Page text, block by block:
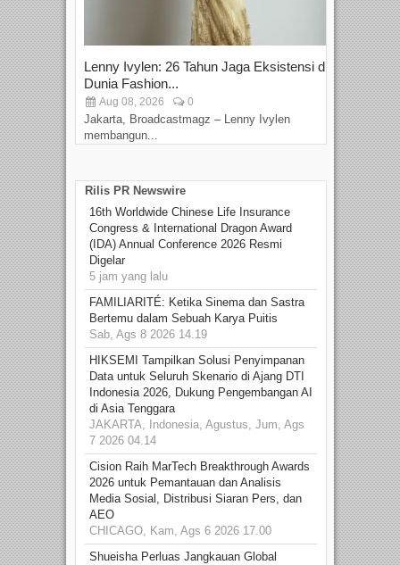
Lenny Ivylen: 26 Tahun Jaga Eksistensi di
Dunia Fashion...
Aug 08, 2026 0
Jakarta, Broadcastmagz – Lenny Ivylen
membangun...
Rilis PR Newswire
16th Worldwide Chinese Life Insurance
Congress & International Dragon Award
(IDA) Annual Conference 2026 Resmi
Digelar
5 jam yang lalu
FAMILIARITÉ: Ketika Sinema dan Sastra
Bertemu dalam Sebuah Karya Puitis
Sab, Ags 8 2026 14.19
HIKSEMI Tampilkan Solusi Penyimpanan
Data untuk Seluruh Skenario di Ajang DTI
Indonesia 2026, Dukung Pengembangan AI
di Asia Tenggara
JAKARTA, Indonesia, Agustus, Jum, Ags
7 2026 04.14
Cision Raih MarTech Breakthrough Awards
2026 untuk Pemantauan dan Analisis
Media Sosial, Distribusi Siaran Pers, dan
AEO
CHICAGO, Kam, Ags 6 2026 17.00
Shueisha Perluas Jangkauan Global